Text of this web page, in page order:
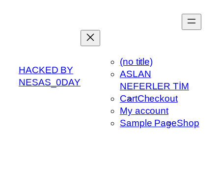
HACKED BY
NESAS_0DAY
(no title)
ASLAN
NEFERLER TİM
CartCheckout
My account
Sample PageShop